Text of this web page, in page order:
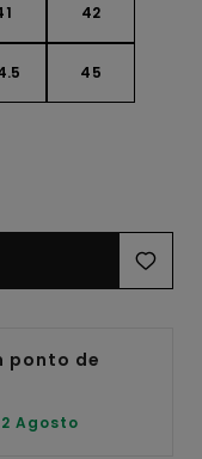
42
45
ponto de
Agosto